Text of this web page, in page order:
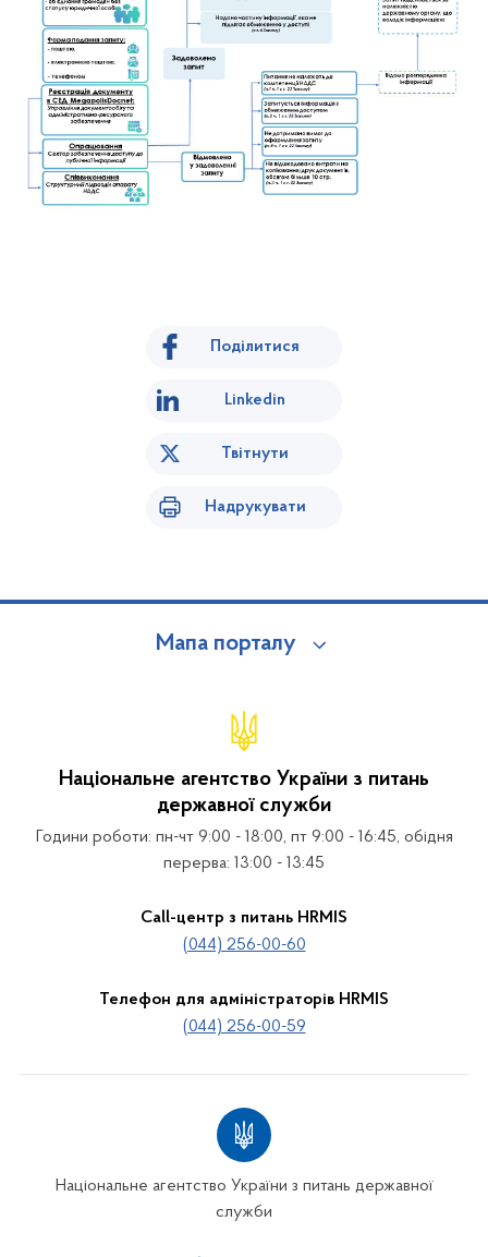
Поділитися
Linkedin
Твітнути
Надрукувати
Мапа порталу
Національне агентство України з питань
державної служби
Години роботи: пн-чт 9:00 - 18:00, пт 9:00 - 16:45, обідня
перерва: 13:00 - 13:45
Call-центр з питань HRMIS
(044) 256-00-60
Телефон для адміністраторів HRMIS
(044) 256-00-59
Національне агентство України з питань державної
служби